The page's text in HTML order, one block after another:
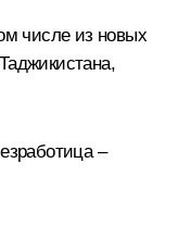
числе из новых
–